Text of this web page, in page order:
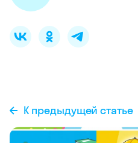
К предыдущей статье